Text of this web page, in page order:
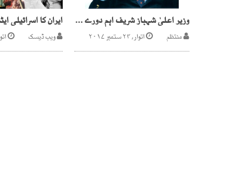
وزیر اعلیٰ شہباز شریف اہم دورے پر لندن روانہ
منتظم اتوار, ۲۴ ستمبر ۲۰۱۷ ویب ڈیسک اتوار,